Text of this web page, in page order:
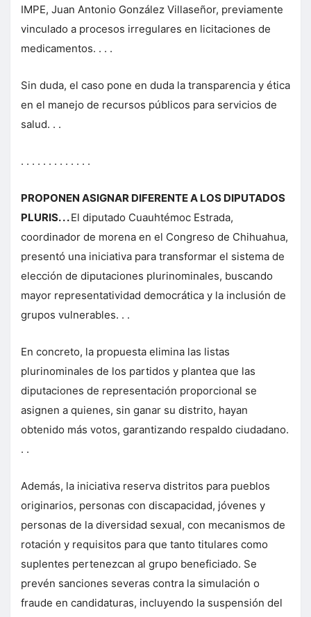
IMPE, Juan Antonio González Villaseñor, previamente
vinculado a procesos irregulares en licitaciones de
medicamentos. . . .
Sin duda, el caso pone en duda la transparencia y ética
en el manejo de recursos públicos para servicios de
salud. . .
. . . . . . . . . . . . .
PROPONEN ASIGNAR DIFERENTE A LOS DIPUTADOS
PLURIS. . .El diputado Cuauhtémoc Estrada,
coordinador de morena en el Congreso de Chihuahua,
presentó una iniciativa para transformar el sistema de
elección de diputaciones plurinominales, buscando
mayor representatividad democrática y la inclusión de
grupos vulnerables. . .
En concreto, la propuesta elimina las listas
plurinominales de los partidos y plantea que las
diputaciones de representación proporcional se
asignen a quienes, sin ganar su distrito, hayan
obtenido más votos, garantizando respaldo ciudadano.
. .
Además, la iniciativa reserva distritos para pueblos
originarios, personas con discapacidad, jóvenes y
personas de la diversidad sexual, con mecanismos de
rotación y requisitos para que tanto titulares como
suplentes pertenezcan al grupo beneficiado. Se
prevén sanciones severas contra la simulación o
fraude en candidaturas, incluyendo la suspensión del